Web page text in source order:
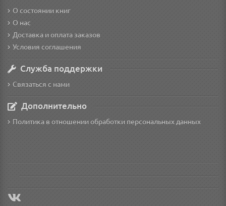
О состоянии книг
О нас
Доставка и оплата заказов
Условия соглашения
Служба поддержки
Связаться с нами
Дополнительно
Политика в отношении обработки персональных данных